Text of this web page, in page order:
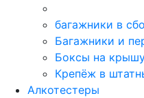
багажники в
Багажники и
Боксы на
Крепёж в
Алкотестеры